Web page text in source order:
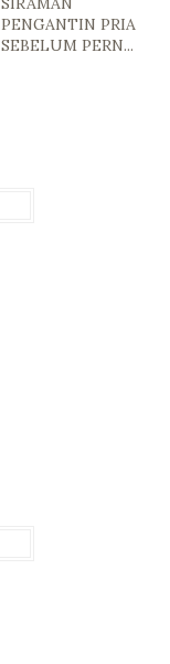
PENGANTIN PRIA
SEBELUM PERN...